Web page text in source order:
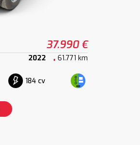
37.990 €
2022 61.771 km
184 cv